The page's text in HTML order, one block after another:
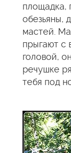
площадка,
обезьяны,
мастей.
прыгают с
головой,
речушке
тебя под